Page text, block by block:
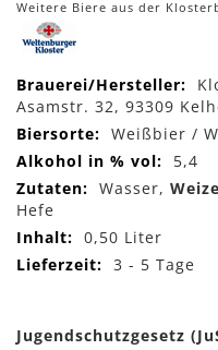
Weitere Biere aus der
Mehr
Informationen
Asamstr. 32, 93309
Weißbier /
5,4
Wasser,
Hefe
0,50 Liter
3 - 5 Tage
Jugendschutzgesetz